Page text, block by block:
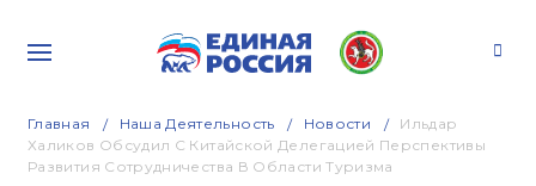
Главная Наша Деятельность Новости
Ильдар
Халиков Обсудил С Китайской Делегацией Перспективы
Развития Сотрудничества В Области Туризма